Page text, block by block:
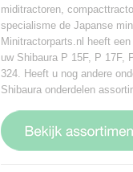
miditractoren,
specialisme de Japanse
Minitractorparts.nl heeft
uw Shibaura P 15F, P 17F,
324. Heeft u nog andere
Shibaura onderdelen